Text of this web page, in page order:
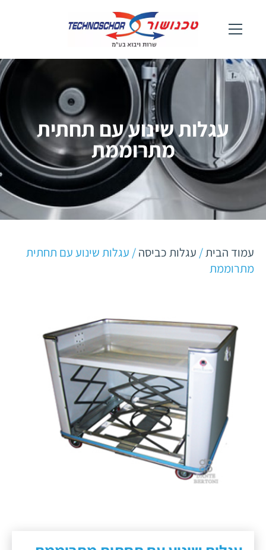
עגלות שינוע עם תחתית
מתרוממת
עמוד הבית/ עגלות כביסה/ עגלות שינוע עם תחתית
מתרוממת